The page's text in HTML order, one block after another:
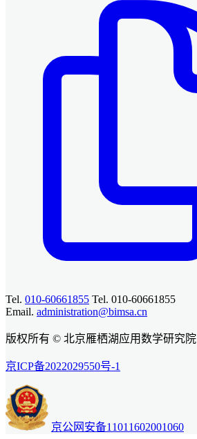
Tel. 010-60661855 Tel. 010-60661855
Email. administration@bimsa.cn
版权所有 © 北京雁栖湖应用数学研究院
京ICP备2022029550号-1
京公网安备11011602001060